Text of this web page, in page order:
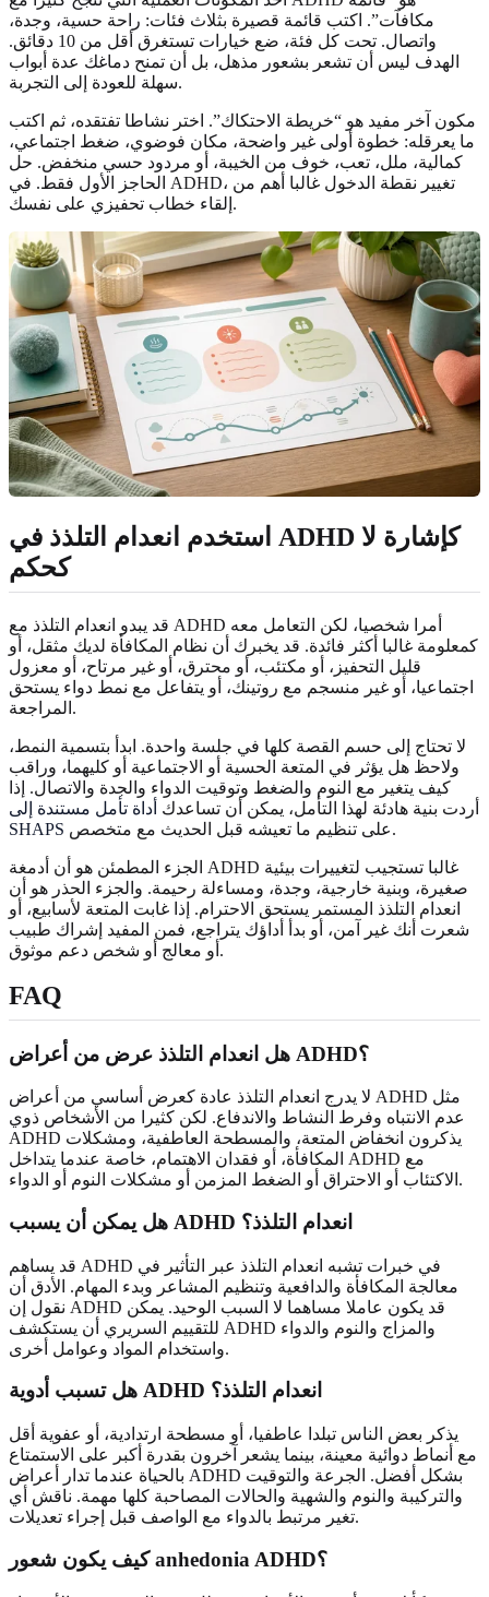
مكافآت”. اكتب قائمة قصيرة بثلاث فئات: راحة حسية، وجدة،
واتصال. تحت كل فئة، ضع خيارات تستغرق أقل من 10 دقائق.
الهدف ليس أن تشعر بشعور مذهل، بل أن تمنح دماغك عدة أبواب
سهلة للعودة إلى التجربة.
مكون آخر مفيد هو “خريطة الاحتكاك”. اختر نشاطا تفتقده، ثم اكتب
ما يعرقله: خطوة أولى غير واضحة، مكان فوضوي، ضغط اجتماعي،
كمالية، ملل، تعب، خوف من الخيبة، أو مردود حسي منخفض. حل
الحاجز الأول فقط. في ADHD، تغيير نقطة الدخول غالبا أهم من
إلقاء خطاب تحفيزي على نفسك.
استخدم انعدام التلذذ في ADHD كإشارة لا
كحكم
قد يبدو انعدام التلذذ مع ADHD أمرا شخصيا، لكن التعامل معه
كمعلومة غالبا أكثر فائدة. قد يخبرك أن نظام المكافأة لديك مثقل، أو
قليل التحفيز، أو مكتئب، أو محترق، أو غير مرتاح، أو معزول
اجتماعيا، أو غير منسجم مع روتينك، أو يتفاعل مع نمط دواء يستحق
المراجعة.
لا تحتاج إلى حسم القصة كلها في جلسة واحدة. ابدأ بتسمية النمط،
ولاحظ هل يؤثر في المتعة الحسية أو الاجتماعية أو كليهما، وراقب
كيف يتغير مع النوم والضغط وتوقيت الدواء والجدة والاتصال. إذا
أردت بنية هادئة لهذا التأمل، يمكن أن تساعدك أداة تأمل مستندة إلى
SHAPS
على تنظيم ما تعيشه قبل الحديث مع متخصص.
الجزء المطمئن هو أن أدمغة ADHD غالبا تستجيب لتغييرات بيئية
صغيرة، وبنية خارجية، وجدة، ومساءلة رحيمة. والجزء الحذر هو أن
انعدام التلذذ المستمر يستحق الاحترام. إذا غابت المتعة لأسابيع، أو
شعرت أنك غير آمن، أو بدأ أداؤك يتراجع، فمن المفيد إشراك طبيب
أو معالج أو شخص دعم موثوق.
FAQ
هل انعدام التلذذ عرض من أعراض ADHD؟
لا يدرج انعدام التلذذ عادة كعرض أساسي من أعراض ADHD مثل
عدم الانتباه وفرط النشاط والاندفاع. لكن كثيرا من الأشخاص ذوي
ADHD يذكرون انخفاض المتعة، والمسطحة العاطفية، ومشكلات
المكافأة، أو فقدان الاهتمام، خاصة عندما يتداخل ADHD مع
الاكتئاب أو الاحتراق أو الضغط المزمن أو مشكلات النوم أو الدواء.
هل يمكن أن يسبب ADHD انعدام التلذذ؟
قد يساهم ADHD في خبرات تشبه انعدام التلذذ عبر التأثير في
معالجة المكافأة والدافعية وتنظيم المشاعر وبدء المهام. الأدق أن
نقول إن ADHD قد يكون عاملا مساهما لا السبب الوحيد. يمكن
للتقييم السريري أن يستكشف ADHD والمزاج والنوم والدواء
واستخدام المواد وعوامل أخرى.
هل تسبب أدوية ADHD انعدام التلذذ؟
يذكر بعض الناس تبلدا عاطفيا، أو مسطحة ارتدادية، أو عفوية أقل
مع أنماط دوائية معينة، بينما يشعر آخرون بقدرة أكبر على الاستمتاع
بالحياة عندما تدار أعراض ADHD بشكل أفضل. الجرعة والتوقيت
والتركيبة والنوم والشهية والحالات المصاحبة كلها مهمة. ناقش أي
تغير مرتبط بالدواء مع الواصف قبل إجراء تعديلات.
كيف يكون شعور anhedonia ADHD؟